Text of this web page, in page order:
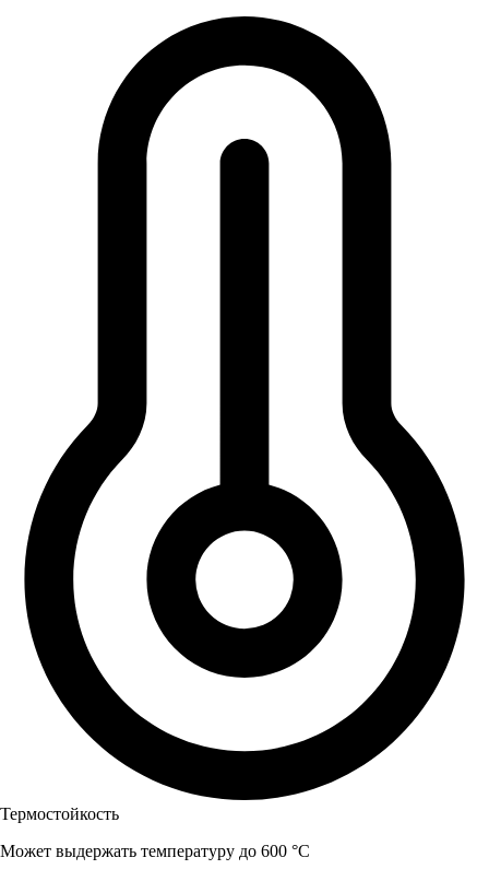
Термостойкость
Может выдержать температуру до 600 °C